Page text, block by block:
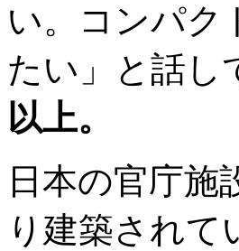
い。コンパク
たい」と話し
以上。
日本の官庁施
り建築され